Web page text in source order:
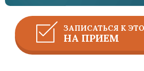
ЗАПИСАТЬСЯ К
НА ПРИЕМ